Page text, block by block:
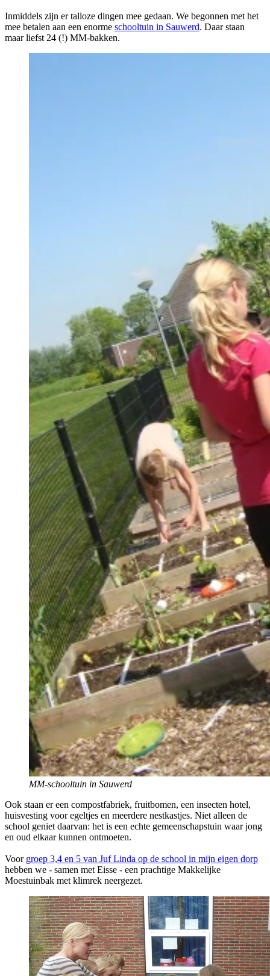
Inmiddels zijn er talloze dingen mee gedaan. We begonnen met het
mee betalen aan een enorme schooltuin in Sauwerd. Daar staan
maar liefst 24 (!) MM-bakken.
MM-schooltuin in Sauwerd
Ook staan er een compostfabriek, fruitbomen, een insecten hotel,
huisvesting voor egeltjes en meerdere nestkastjes. Niet alleen de
school geniet daarvan: het is een echte gemeenschapstuin waar jong
en oud elkaar kunnen ontmoeten.
Voor groep 3,4 en 5 van Juf Linda op de school in mijn eigen dorp
hebben we - samen met Eisse - een prachtige Makkelijke
Moestuinbak met klimrek neergezet.